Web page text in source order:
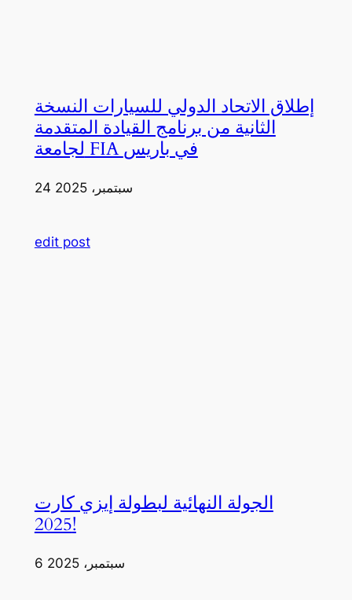
إطلاق الاتحاد الدولي للسيارات النسخة
الثانية من برنامج القيادة المتقدمة
لجامعة FIA في باريس
24 سبتمبر، 2025
edit post
الجولة النهائية لبطولة إيزي كارت
2025!
6 سبتمبر، 2025